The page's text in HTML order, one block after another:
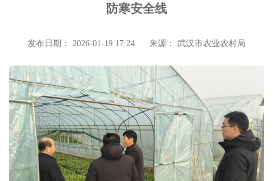
防寒安全线
发布日期： 2026-01-19 17:24 来源： 武汉市农业农村局